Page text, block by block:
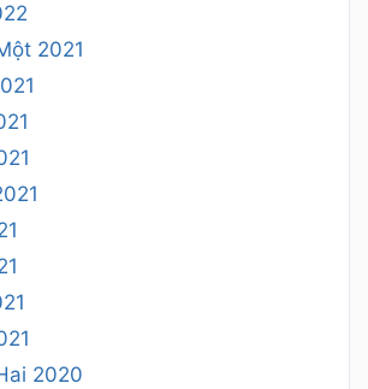
2021
2020